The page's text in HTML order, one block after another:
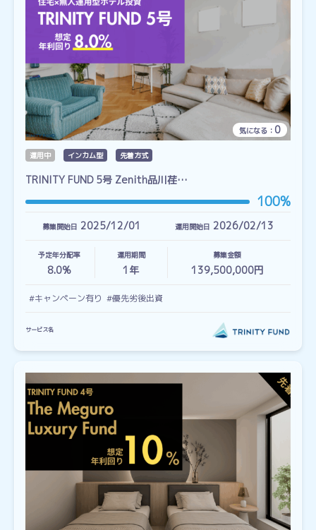
気になる： 0
運用中 インカム型 先着方式
TRINITY FUND 5号 Zenith品川荏…
100%
募集開始日 2025/12/01 運用開始日 2026/02/13
予定年分配率
8.0%
運用期間
1 年
募集金額
139,500,000円
#キャンペーン有り #優先劣後出資
サービス名